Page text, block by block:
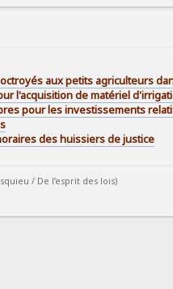
aux petits agriculteurs
l'acquisition de matériel
pour les investissements
des huissiers de justice
/ De l’esprit des lois)